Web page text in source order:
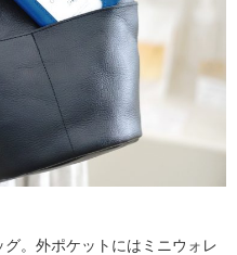
。外ポケットにはミニウォレ